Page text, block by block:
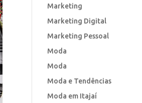
Marketing
Marketing Digital
Marketing Pessoal
Moda
Moda
Moda e Tendências
Moda em Itajaí